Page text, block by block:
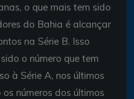
o que mais tem sido
do Bahia é alcançar
na Série B. Isso
o número que tem
à Série A, nos últimos
números dos últimos